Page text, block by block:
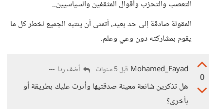
التعصب والتحزب وأقوال المثقفين والسياسيين..
المقولة صادقة إلى حد بعيد، أتمنى أن ينتبه الجميع لخطر كل ما
يقوم بمشاركته دون وعي وعلم.
0
Mohamed_Fayad قبل 5 سنوات أضف ردا
هل تذكرين شائعة معينة صدقتيها وأثرت عليك بطريقة أو
بأخرى؟